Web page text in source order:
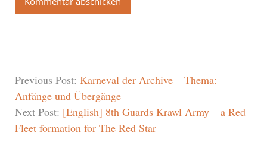
Previous Post: Karneval der Archive – Thema:
Anfänge und Übergänge
Next Post: [English] 8th Guards Krawl Army – a Red
Fleet formation for The Red Star